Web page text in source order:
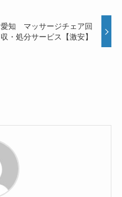
愛知 マッサージチェア回
収・処分サービス【激安】